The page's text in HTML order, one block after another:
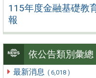
115年度金融基礎教
報
依公告類別彙總
最新消息 ( 6,018 )